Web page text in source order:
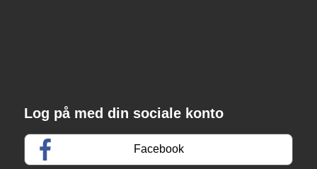
Log på med din sociale konto
Facebook